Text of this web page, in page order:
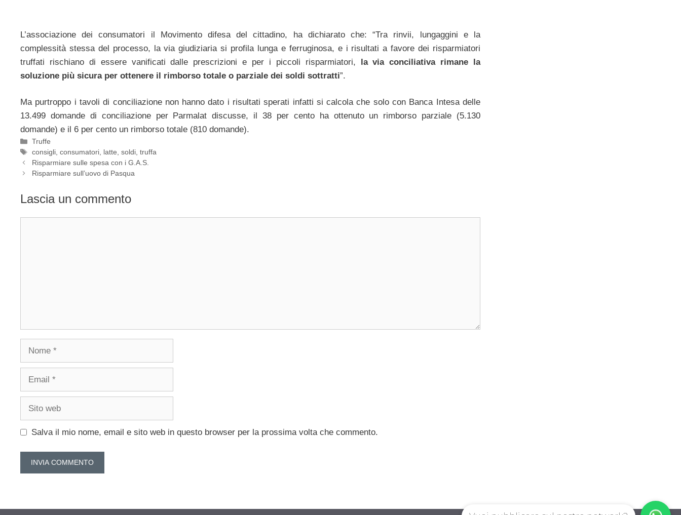
L’associazione dei consumatori il Movimento difesa del cittadino, ha dichiarato che: “Tra rinvii, lungaggini e la
complessità stessa del processo, la via giudiziaria si profila lunga e ferruginosa, e i risultati a favore dei risparmiatori
truffati rischiano di essere vanificati dalle prescrizioni e per i piccoli risparmiatori, la via conciliativa rimane la
soluzione più sicura per ottenere il rimborso totale o parziale dei soldi sottratti”.
Ma purtroppo i tavoli di conciliazione non hanno dato i risultati sperati infatti si calcola che solo con Banca Intesa delle
13.499 domande di conciliazione per Parmalat discusse, il 38 per cento ha ottenuto un rimborso parziale (5.130
domande) e il 6 per cento un rimborso totale (810 domande).
Categorie
Truffe
Tag
consigli,consumatori, latte,soldi,truffa
Risparmiare sulle spesa con i G.A.S.
Risparmiare sull’uovo di Pasqua
Lascia un commento
Salva il mio nome, email e sito web in questo browser per la prossima volta che commento.